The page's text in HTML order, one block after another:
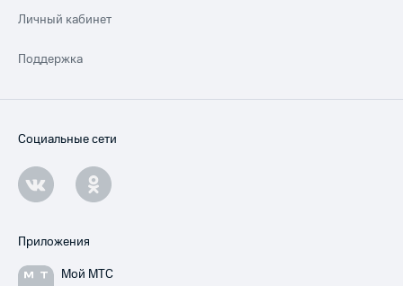
Личный кабинет
Поддержка
Социальные сети
Приложения
Мой МТС